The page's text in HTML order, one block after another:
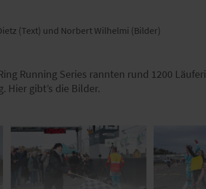
(Text) und Norbert Wilhelmi (Bilder)
Running Series rannten rund 1200
Hier gibt’s die Bilder.